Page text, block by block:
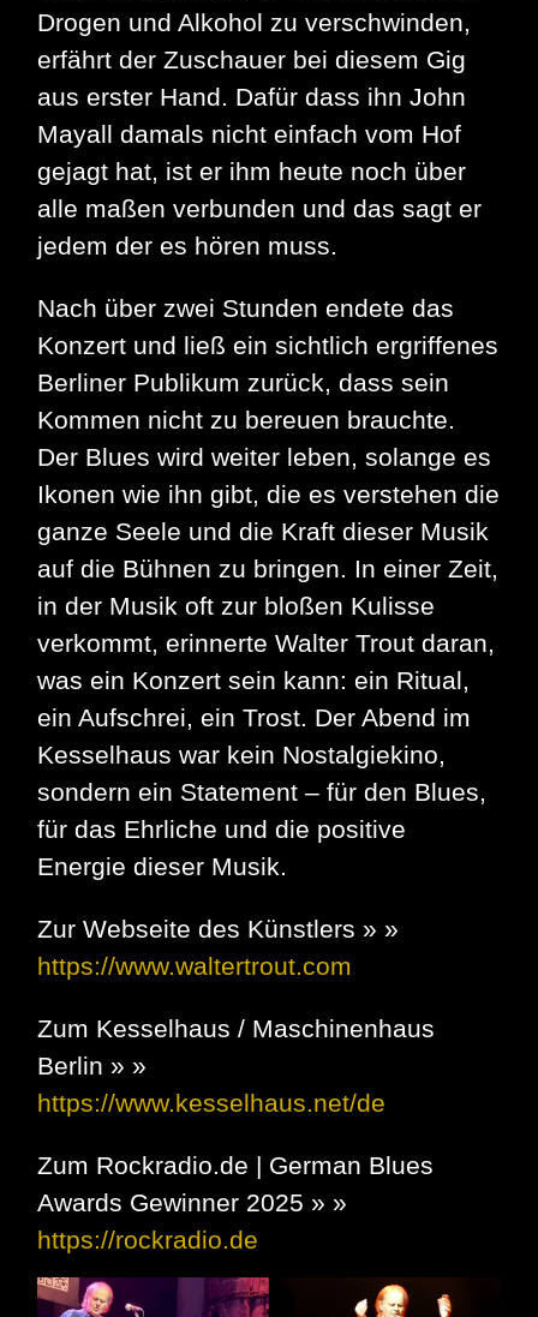
Drogen und Alkohol zu verschwinden,
erfährt der Zuschauer bei diesem Gig
aus erster Hand. Dafür dass ihn John
Mayall damals nicht einfach vom Hof
gejagt hat, ist er ihm heute noch über
alle maßen verbunden und das sagt er
jedem der es hören muss.
Nach über zwei Stunden endete das
Konzert und ließ ein sichtlich ergriffenes
Berliner Publikum zurück, dass sein
Kommen nicht zu bereuen brauchte.
Der Blues wird weiter leben, solange es
Ikonen wie ihn gibt, die es verstehen die
ganze Seele und die Kraft dieser Musik
auf die Bühnen zu bringen. In einer Zeit,
in der Musik oft zur bloßen Kulisse
verkommt, erinnerte Walter Trout daran,
was ein Konzert sein kann: ein Ritual,
ein Aufschrei, ein Trost. Der Abend im
Kesselhaus war kein Nostalgiekino,
sondern ein Statement – für den Blues,
für das Ehrliche und die positive
Energie dieser Musik.
Zur Webseite des Künstlers » »
https://www.waltertrout.com
Zum Kesselhaus / Maschinenhaus
Berlin » »
https://www.kesselhaus.net/de
Zum Rockradio.de | German Blues
Awards Gewinner 2025 » »
https://rockradio.de